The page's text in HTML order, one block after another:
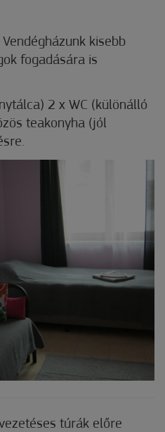
kisebb
fogadására is
2 x WC (különálló
teakonyha (jól
túrák előre